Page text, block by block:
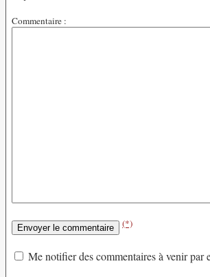
Commentaire :
(*)
Me notifier des commentaires à venir par